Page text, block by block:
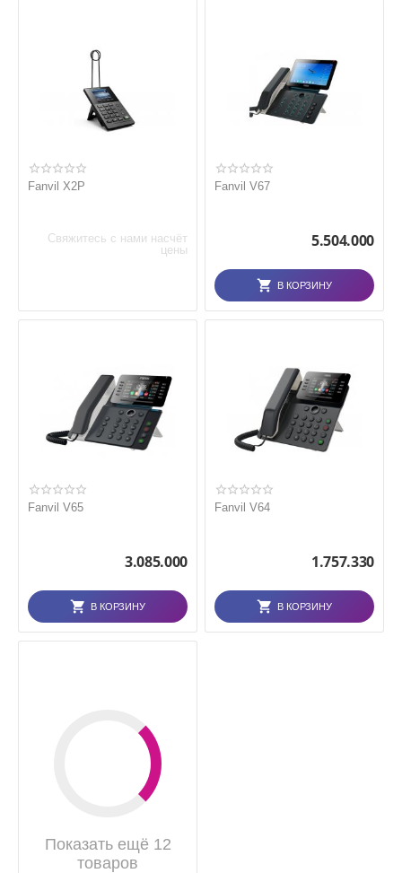
Fanvil X2P
Свяжитесь с нами насчёт
цены
Fanvil V67
5.504.000
В КОРЗИНУ
Fanvil V65
3.085.000
В КОРЗИНУ
Fanvil V64
1.757.330
В КОРЗИНУ
Показать ещё 12
товаров